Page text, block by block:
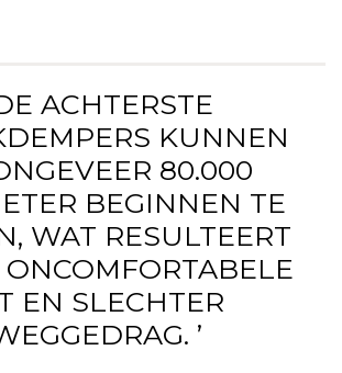
ACHTERSTE
KUNNEN
80.000
BEGINNEN TE
WAT RESULTEERT
EN SLECHTER
’